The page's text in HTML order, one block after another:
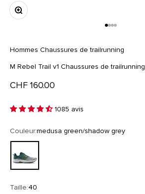
Zoomer sur l'image
Hommes Chaussures de trailrunning
M Rebel Trail v1 Chaussures de trailrunning
Prix de vente
CHF 160.00
1085 avis
Couleur:medusa green/shadow grey
Taille:40